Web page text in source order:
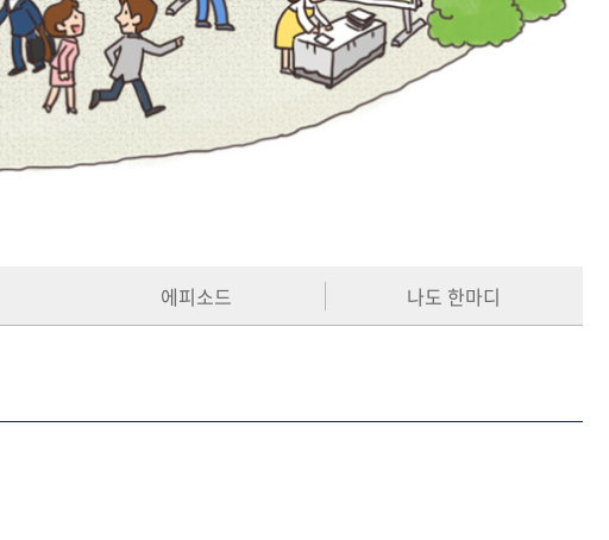
에피소드 나도 한마디